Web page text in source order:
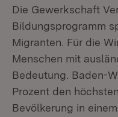
Die Gewerkschaft
Bildungsprogramm
Migranten. Für die
Menschen mit
Bedeutung. Baden-
Prozent den
Bevölkerung in